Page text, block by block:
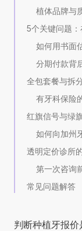
植体品牌与
5个关键问题
如何用书面
分期付款背
全包套餐与拆
有牙科保险
红旗信号与绿
如何向加州
透明定价诊所
第一次咨询
常见问题解答
判断种植牙报价